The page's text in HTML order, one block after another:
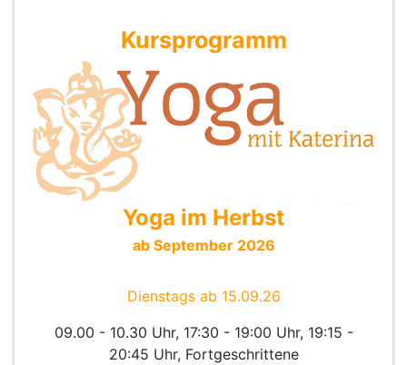
Kursprogramm
Yoga im Herbst
ab September 2026
Dienstags ab 15.09.26
09.00 - 10.30 Uhr, 17:30 - 19:00 Uhr, 19:15 -
20:45 Uhr, Fortgeschrittene